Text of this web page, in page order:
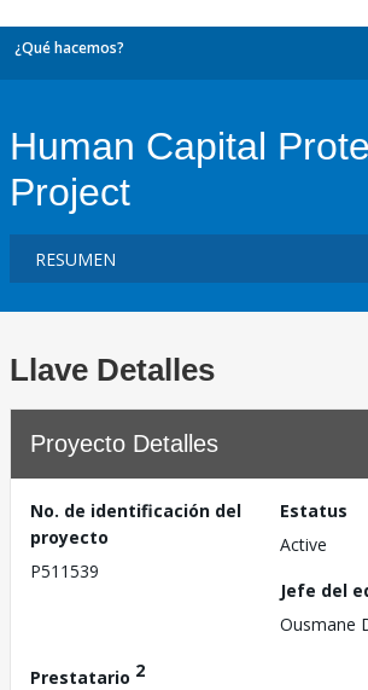
¿Qué hacemos?
Human Capital
Project
Llave Detalles
Proyecto Detalles
No. de identificación del
proyecto
P511539
Estatus
Active
Jefe del
Ousmane
Prestatario 2